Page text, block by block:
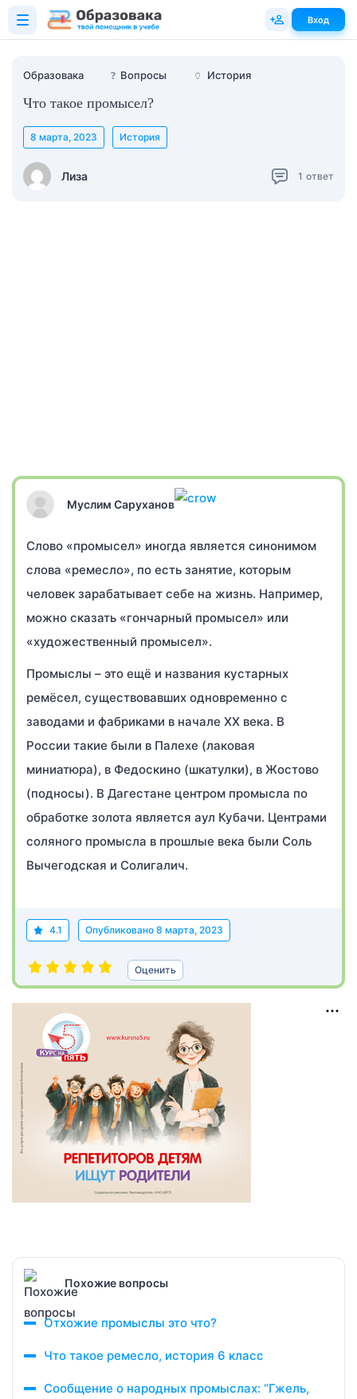
Образовака ❓ Вопросы 🏺 История
Что такое промысел?
Лиза
8 марта, 2023 История
1 ответ
Муслим Саруханов
Слово «промысел» иногда является синонимом
слова «ремесло», по есть занятие, которым
человек зарабатывает себе на жизнь. Например,
можно сказать «гончарный промысел» или
«художественный промысел».
Промыслы – это ещё и названия кустарных
ремёсел, существовавших одновременно с
заводами и фабриками в начале XX века. В
России такие были в Палехе (лаковая
миниатюра), в Федоскино (шкатулки), в Жостово
(подносы). В Дагестане центром промысла по
обработке золота является аул Кубачи. Центрами
соляного промысла в прошлые века были Соль
Вычегодская и Солигалич.
4.1 Опубликовано 8 марта, 2023
Оценить
Похожие вопросы
Отхожие промыслы это что?
Что такое ремесло, история 6 класс
Сообщение о народных промыслах: “Гжель,
Вход